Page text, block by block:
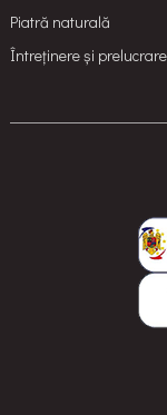
Piatră naturală
Întreținere și prelucrare